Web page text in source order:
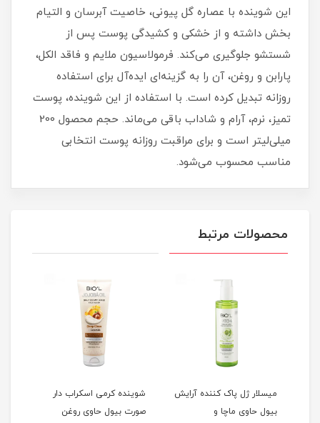
این شوینده با عصاره گل پیونی، خاصیت آبرسان و التیام‌
بخش داشته و از خشکی و کشیدگی پوست پس از
شستشو جلوگیری می‌کند. فرمولاسیون ملایم و فاقد الکل،
پارابن و روغن، آن را به گزینه‌ای ایده‌آل برای استفاده
روزانه تبدیل کرده است. با استفاده از این شوینده، پوست
تمیز، نرم، آرام و شاداب باقی می‌ماند. حجم محصول 200
میلی‌لیتر است و برای مراقبت روزانه پوست انتخابی
مناسب محسوب می‌شود.
محصولات مرتبط
میسلار ژل پاک کننده آرایش
بیول حاوی ماچا و
شوینده کرمی اسکراب دار
صورت بیول حاوی روغن